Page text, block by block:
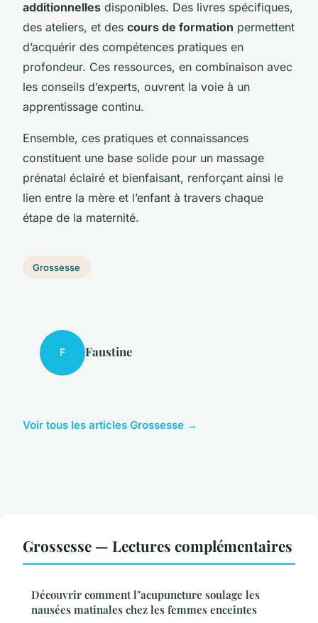
additionnelles disponibles. Des livres spécifiques,
des ateliers, et des cours de formation permettent
d’acquérir des compétences pratiques en
profondeur. Ces ressources, en combinaison avec
les conseils d’experts, ouvrent la voie à un
apprentissage continu.
Ensemble, ces pratiques et connaissances
constituent une base solide pour un massage
prénatal éclairé et bienfaisant, renforçant ainsi le
lien entre la mère et l’enfant à travers chaque
étape de la maternité.
Grossesse
F Faustine
Voir tous les articles Grossesse →
Grossesse — Lectures complémentaires
Découvrir comment l"acupuncture soulage les
nausées matinales chez les femmes enceintes